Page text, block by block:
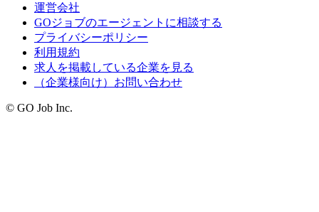
運営会社
GOジョブのエージェントに相談する
プライバシーポリシー
利用規約
求人を掲載している企業を見る
（企業様向け）お問い合わせ
© GO Job Inc.